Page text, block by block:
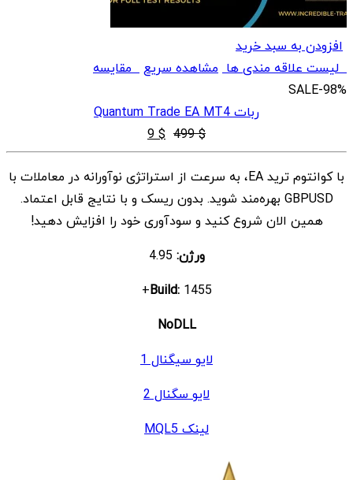
افزودن به سبد خرید
لیست علاقه مندی ها مشاهده سریعمقایسه
SALE-98%
ربات Quantum Trade EA MT4
$
499
قیمت
اصلی
$ 499
بود.
$
9 قیمت
فعلی
$ 9
است.
با کوانتوم ترید EA، به سرعت از استراتژی نوآورانه در معاملات با
GBPUSD بهره‌مند شوید. بدون ریسک و با نتایج قابل اعتماد.
همین الان شروع کنید و سودآوری خود را افزایش دهید!
ورژن:
Build:1455+
NoDLL
لایو سیگنال 1
لایو سگنال 2
لینک MQL5